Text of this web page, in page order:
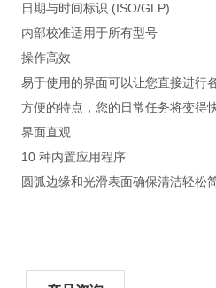
日期与时间标识 (ISO/GLP)
内部校准适用于所有型号
操作高效
易于使用的界面可以让您直接进行
方便的特点，您的日常任务将变得
界面直观
10 种内置应用程序
圆弧边缘和光滑表面确保清洁轻松